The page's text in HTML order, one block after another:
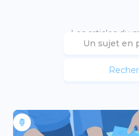
Les articles du